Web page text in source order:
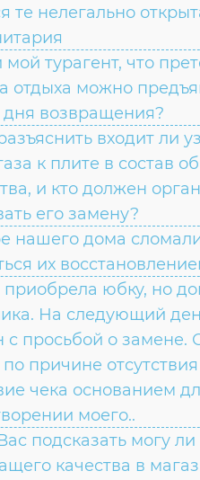
те нелегально
турагент, что
отдыха можно
дня возвращения?
входит ли
к плите в состав
и кто должен
его замену?
нашего дома
их
приобрела юбку, но
На следующий
с просьбой о замене.
по причине
чека основанием
моего..
подсказать могу ли
качества в